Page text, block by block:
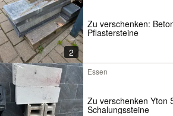
2
Zu verschenken:
Pflastersteine
Essen
Zu verschenken Yton
Schalungssteine